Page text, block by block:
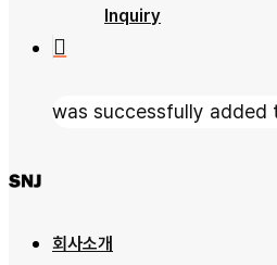
Inquiry
was successfully added
회사소개